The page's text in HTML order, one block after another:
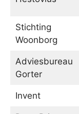
Stichting
Woonborg
Adviesbureau
Gorter
Invent